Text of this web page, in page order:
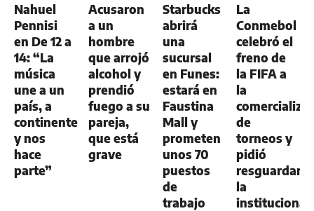
Nahuel
Pennisi
en De 12 a
14: “La
música
une a un
país, a
continentes
y nos
hace
parte”
Acusaron
a un
hombre
que arrojó
alcohol y
prendió
fuego a su
pareja,
que está
grave
Starbucks
abrirá
una
sucursal
en Funes:
estará en
Faustina
Mall y
prometen
unos 70
puestos
de
trabajo
La
Conmebol
celebró el
freno de
la FIFA a
la
de
torneos y
pidió
resguardar
la